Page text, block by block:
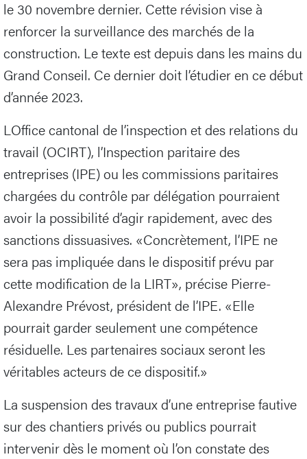
le 30 novembre dernier. Cette révision vise à
renforcer la surveillance des marchés de la
construction. Le texte est depuis dans les mains du
Grand Conseil. Ce dernier doit l’étudier en ce début
d’année 2023.
LOffice cantonal de l’inspection et des relations du
travail (OCIRT), l’Inspection paritaire des
entreprises (IPE) ou les commissions paritaires
chargées du contrôle par délégation pourraient
avoir la possibilité d’agir rapidement, avec des
sanctions dissuasives. «Concrètement, l’IPE ne
sera pas impliquée dans le dispositif prévu par
cette modification de la LIRT», précise Pierre-
Alexandre Prévost, président de l’IPE. «Elle
pourrait garder seulement une compétence
résiduelle. Les partenaires sociaux seront les
véritables acteurs de ce dispositif.»
La suspension des travaux d’une entreprise fautive
sur des chantiers privés ou publics pourrait
intervenir dès le moment où l’on constate des